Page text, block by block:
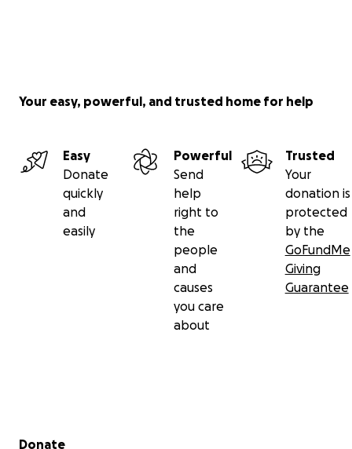
Your easy, powerful, and trusted home for help
Easy
Donate
quickly
and
easily
Powerful
Send
help
right to
the
people
and
causes
you care
about
Trusted
Your
donation is
protected
by the
GoFundMe
Giving
Guarantee
Secondary menu
Donate